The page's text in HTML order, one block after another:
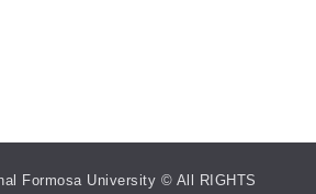
Formosa University © All RIGHTS